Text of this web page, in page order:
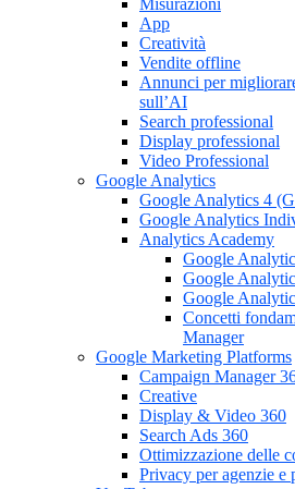
Misurazioni
App
Creatività
Vendite offline
Annunci per
sull’AI
Search professional
Display professional
Video Professional
Google Analytics
Google Analytics 4
Google Analytics
Analytics Academy
Google
Google
Google
Concetti
Manager
Google Marketing Platforms
Campaign Manager
Creative
Display & Video 360
Search Ads 360
Ottimizzazione delle
Privacy per agenzie e